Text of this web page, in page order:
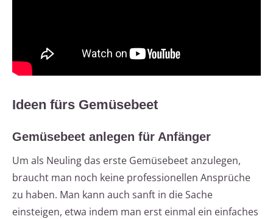
Ideen fürs Gemüsebeet
Gemüsebeet anlegen für Anfänger
Um als Neuling das erste Gemüsebeet anzulegen,
braucht man noch keine professionellen Ansprüche
zu haben. Man kann auch sanft in die Sache
einsteigen, etwa indem man erst einmal ein einfaches